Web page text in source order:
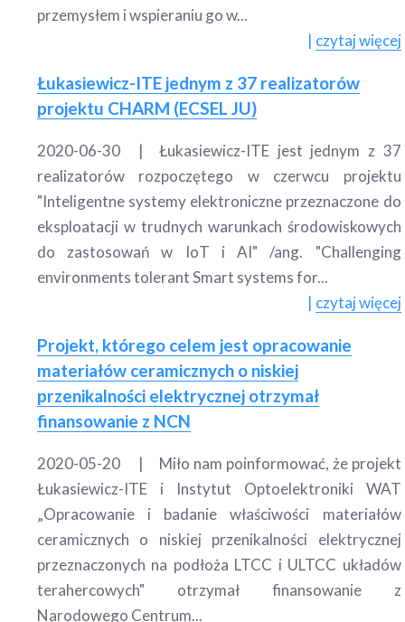
przemysłem i wspieraniu go w...
czytaj więcej
Łukasiewicz-ITE jednym z 37 realizatorów
projektu CHARM (ECSEL JU)
2020-06-30
Łukasiewicz-ITE jest jednym z 37
realizatorów rozpoczętego w czerwcu projektu
"Inteligentne systemy elektroniczne przeznaczone do
eksploatacji w trudnych warunkach środowiskowych
do zastosowań w IoT i AI" /ang. "Challenging
environments tolerant Smart systems for...
czytaj więcej
Projekt, którego celem jest opracowanie
materiałów ceramicznych o niskiej
przenikalności elektrycznej otrzymał
finansowanie z NCN
2020-05-20
Miło nam poinformować, że projekt
Łukasiewicz-ITE i Instytut Optoelektroniki WAT
„Opracowanie i badanie właściwości materiałów
ceramicznych o niskiej przenikalności elektrycznej
przeznaczonych na podłoża LTCC i ULTCC układów
terahercowych" otrzymał finansowanie z
Narodowego Centrum...